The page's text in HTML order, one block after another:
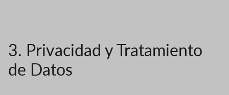
3. Privacidad y Tratamiento
de Datos